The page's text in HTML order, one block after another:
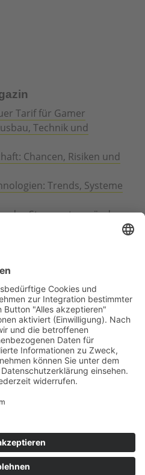
Tarif für Gamer
Technik und
Chancen, Risiken und
Trends, Systeme
das Stromnetz verändern
Effizienz, Netze und
Böddeling übernimmt
Infrastruktur und
FC St. Pauli und
weltweite Anlage
teilnehmen
einheitlichen Kriterien
Die Ergebnisse werden
und Auswertung auf
gestellt.